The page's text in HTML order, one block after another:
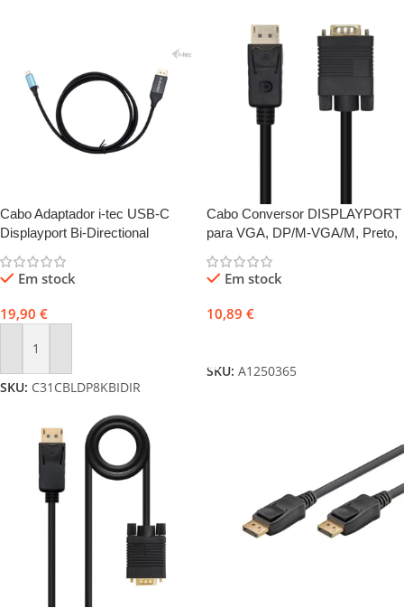
Cabo Adaptador i-tec USB-C
Displayport Bi-Directional
Em stock
19,90 €
Adicionar
SKU: C31CBLDP8KBIDIR
Cabo Conversor DISPLAYPORT
para VGA, DP/M-VGA/M, Preto,
Em stock
10,89 €
SKU: A1250365